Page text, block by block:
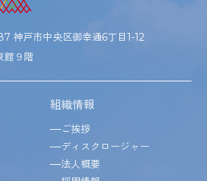
神戸市中央区御幸通6丁目1-12
館９階
組織情報
ご挨拶
ディスクロージャー
法人概要